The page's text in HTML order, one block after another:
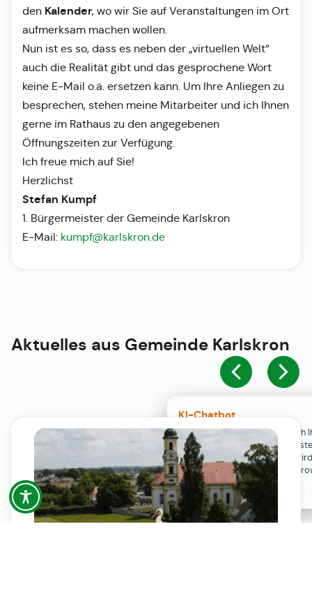
KI-Chatbot
Der KI-Chatbot steht erst nach
Einwilligung in den Cookie-
Verfügung. Der Chat-Verlauf
ausschließlich lokal in Ihrem
gespeichert.
den Kalender, wo wir Sie auf Veranstaltungen im Ort
aufmerksam machen wollen.
Nun ist es so, dass es neben der „virtuellen Welt“
auch die Realität gibt und das gesprochene Wort
keine E-Mail o.ä. ersetzen kann. Um Ihre Anliegen zu
besprechen, stehen meine Mitarbeiter und ich Ihnen
gerne im Rathaus zu den angegebenen
Öffnungszeiten zur Verfügung.
Ich freue mich auf Sie!
Herzlichst
Stefan Kumpf
1. Bürgermeister der Gemeinde Karlskron
E-Mail: kumpf@karlskron.de
Aktuelles aus Gemeinde Karlskron